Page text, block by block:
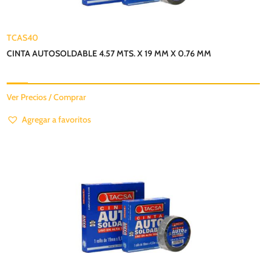
TCAS40
CINTA AUTOSOLDABLE 4.57 MTS. X 19 MM X 0.76 MM
Ver Precios / Comprar
Agregar a favoritos